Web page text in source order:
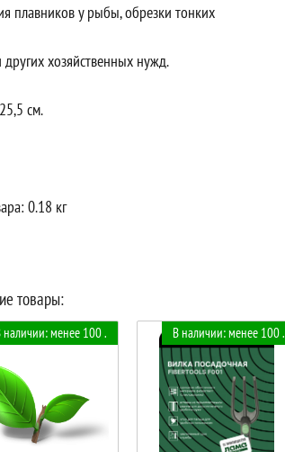
плавников у рыбы, обрезки тонких
других хозяйственных нужд.
см.
0.18 кг
товары:
наличии: менее 100 . В наличии: менее 100 .